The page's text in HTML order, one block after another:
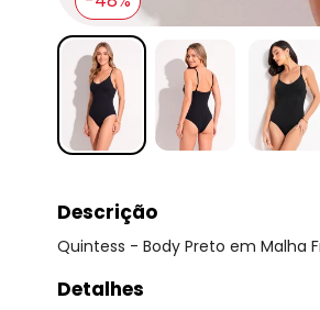
Descrição
Quintess - Body Preto em Malha
Detalhes